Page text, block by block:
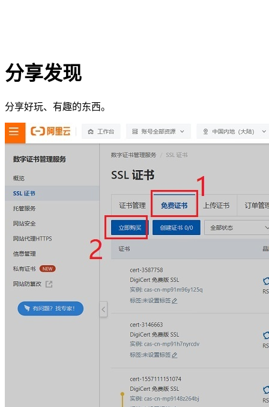
分享发现
分享好玩、有趣的东西。